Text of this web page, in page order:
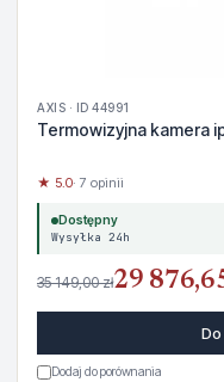
AXIS · ID 44991
Termowizyjna kamera
★ 5.0· 7 opinii
Dostępny
Wysyłka 24h
35 149,00 zł29
Dodaj do porównania